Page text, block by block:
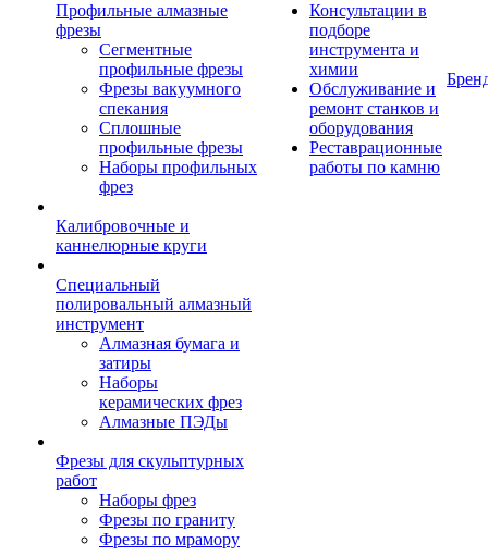
Профильные алмазные
фрезы
Сегментные
профильные фрезы
Фрезы вакуумного
спекания
Сплошные
профильные фрезы
Наборы профильных
фрез
Калибровочные и
каннелюрные круги
Специальный
полировальный алмазный
инструмент
Алмазная бумага и
затиры
Наборы
керамических фрез
Алмазные ПЭДы
Фрезы для скульптурных
работ
Наборы фрез
Фрезы по граниту
Фрезы по мрамору
Консультации в
подборе
инструмента и
химии
Обслуживание и
ремонт станков и
оборудования
Реставрационные
работы по камню